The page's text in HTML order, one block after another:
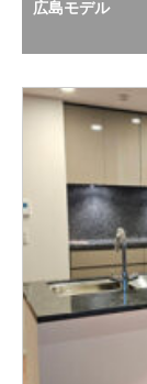
広島モデル